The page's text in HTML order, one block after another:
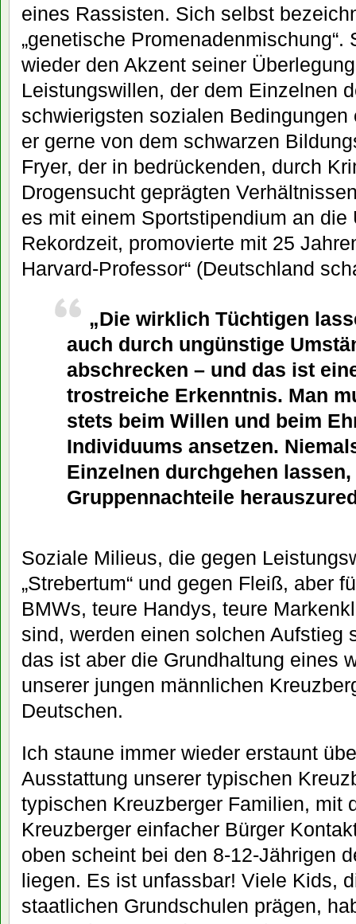
eines Rassisten. Sich selbst
„genetische Promenadenmischung“.
wieder den Akzent seiner
Leistungswillen, der dem Einzelnen
schwierigsten sozialen
er gerne von dem schwarzen
Fryer, der in bedrückenden, durch
Drogensucht geprägten
es mit einem Sportstipendium an
Rekordzeit, promovierte mit 25
Harvard-Professor“ (Deutschland
„Die wirklich Tüchtigen
auch durch ungünstige
abschrecken – und das ist
trostreiche Erkenntnis. Man
stets beim Willen und beim
Individuums ansetzen.
Einzelnen durchgehen
Gruppennachteile
Soziale Milieus, die gegen
„Strebertum“ und gegen Fleiß, aber
BMWs, teure Handys, teure
sind, werden einen solchen Aufstieg
das ist aber die Grundhaltung eines
unserer jungen männlichen
Deutschen.
Ich staune immer wieder erstaunt
Ausstattung unserer typischen
typischen Kreuzberger Familien, mit
Kreuzberger einfacher Bürger
oben scheint bei den 8-12-Jährigen
liegen. Es ist unfassbar! Viele Kids,
staatlichen Grundschulen prägen,